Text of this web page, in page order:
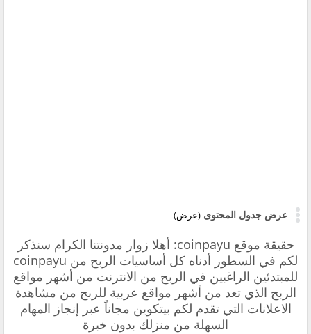
عرض جدول المحتوى (عرض)
حقيقة موقع coinpayu: أهلا زوار مدونتنا الكرام سنذكر
لكم في السطور أدناه كل أساسيات
الربح من coinpayu
للمبتدئين الراغبين في الربح من الانترنت من أشهر مواقع
الربح الذي تعد من أشهر مواقع عربية للربح من مشاهدة
الاعلانات التي تقدم لكم بيتكوين مجاناً عبر إنجاز المهام
السهلة من منزلك بدون خبرة